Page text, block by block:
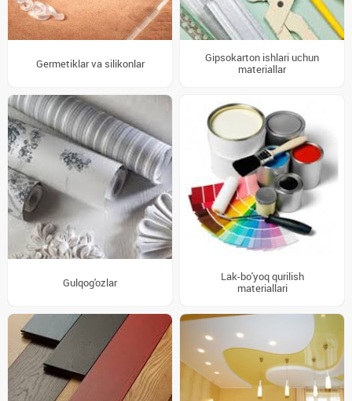
Germetiklar va silikonlar
Gipsokarton ishlari uchun
materiallar
Gulqog'ozlar
Lak-bo'yoq qurilish
materiallari